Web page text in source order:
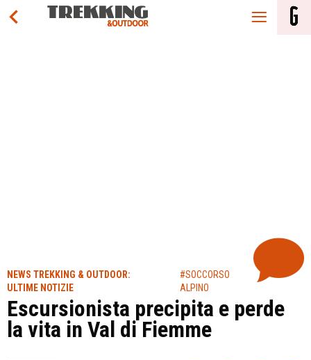
NEWS TREKKING & OUTDOOR:
ULTIME NOTIZIE
#SOCCORSO
ALPINO
Escursionista precipita e perde
la vita in Val di Fiemme